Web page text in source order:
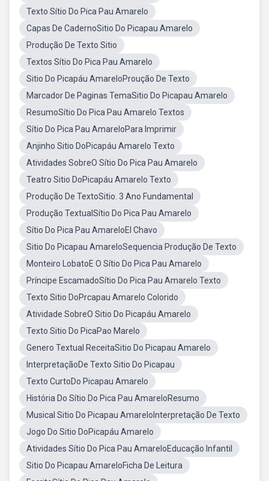
Texto Sítio Do Pica Pau Amarelo
Capas De CadernoSitio Do Picapau Amarelo
Produção De Texto Sitio
Textos Sítio Do Pica Pau Amarelo
Sitio Do Picapáu AmareloProução De Texto
Marcador De Paginas TemaSitio Do Picapau Amarelo
ResumoSítio Do Pica Pau Amarelo Textos
Sítio Do Pica Pau AmareloPara Imprimir
Anjinho Sitio DoPicapáu Amarelo Texto
Atividades SobreO Sítio Do Pica Pau Amarelo
Teatro Sitio DoPicapáu Amarelo Texto
Produção De TextoSitio. 3 Ano Fundamental
Produção TextualSítio Do Pica Pau Amarelo
Sítio Do Pica Pau AmareloEl Chavo
Sitio Do Picapau AmareloSequencia Produção De Texto
Monteiro LobatoE O Sítio Do Pica Pau Amarelo
Príncipe EscamadoSítio Do Pica Pau Amarelo Texto
Texto Sitio DoPrcapau Amarelo Colorido
Atividade SobreO Sitio Do Picapáu Amarelo
Texto Sitio Do PicaPao Marelo
Genero Textual ReceitaSitio Do Picapau Amarelo
InterpretaçãoDe Texto Sitio Do Picapau
Texto CurtoDo Picapau Amarelo
História Do Sítio Do Pica Pau AmareloResumo
Musical Sitio Do Picapau AmareloInterpretação De Texto
Jogo Do Sitio DoPicapáu Amarelo
Atividades Sítio Do Pica Pau AmareloEducação Infantil
Sitio Do Picapau AmareloFicha De Leitura